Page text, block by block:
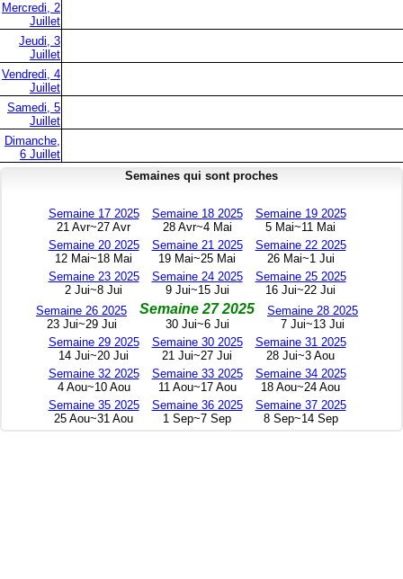
Mercredi, 2
Juillet
Jeudi, 3
Juillet
Vendredi, 4
Juillet
Samedi, 5
Juillet
Dimanche,
6 Juillet
Semaines qui sont proches
Semaine 17 2025
21 Avr~27 Avr
Semaine 18 2025
28 Avr~4 Mai
Semaine 19 2025
5 Mai~11 Mai
Semaine 20 2025
12 Mai~18 Mai
Semaine 21 2025
19 Mai~25 Mai
Semaine 22 2025
26 Mai~1 Jui
Semaine 23 2025
2 Jui~8 Jui
Semaine 24 2025
9 Jui~15 Jui
Semaine 25 2025
16 Jui~22 Jui
Semaine 26 2025
23 Jui~29 Jui
Semaine 27 2025
30 Jui~6 Jui
Semaine 28 2025
7 Jui~13 Jui
Semaine 29 2025
14 Jui~20 Jui
Semaine 30 2025
21 Jui~27 Jui
Semaine 31 2025
28 Jui~3 Aou
Semaine 32 2025
4 Aou~10 Aou
Semaine 33 2025
11 Aou~17 Aou
Semaine 34 2025
18 Aou~24 Aou
Semaine 35 2025
25 Aou~31 Aou
Semaine 36 2025
1 Sep~7 Sep
Semaine 37 2025
8 Sep~14 Sep